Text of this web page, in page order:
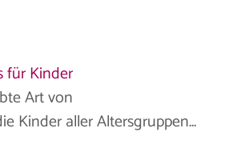
für Kinder
Art von
Kinder aller Altersgruppen...